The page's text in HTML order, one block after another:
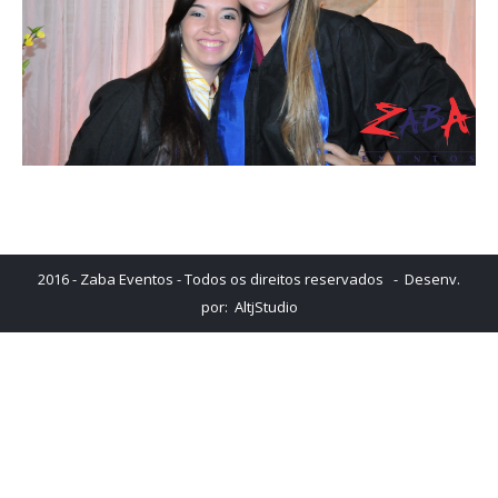
2016 - Zaba Eventos - Todos os direitos reservados - Desenv.
por: AltjStudio